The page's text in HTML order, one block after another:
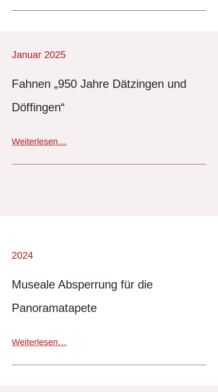
Januar 2025
Fahnen „950 Jahre Dätzingen und
Döffingen“
Weiterlesen…
2024
Museale Absperrung für die
Panoramatapete
Weiterlesen…